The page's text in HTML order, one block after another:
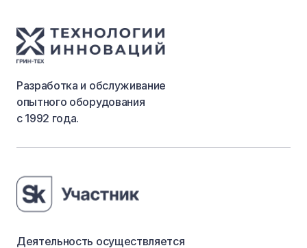
Разработка и обслуживание
опытного оборудования
с 1992 года.
Деятельность осуществляется